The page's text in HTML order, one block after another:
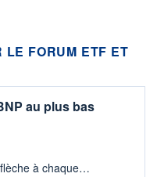
LE FORUM ETF ET
au plus bas
à chaque